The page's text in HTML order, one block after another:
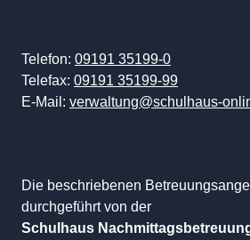
Telefon: 09191 35199-0
Telefax: 09191 35199-99
E-Mail: verwaltung@schulhaus-
Die beschriebenen
durchgeführt von der
Schulhaus